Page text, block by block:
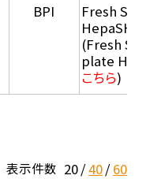
BPI
Fresh
HepaSH®
(Fresh
plate
こちら)
表示件数 20 40 60